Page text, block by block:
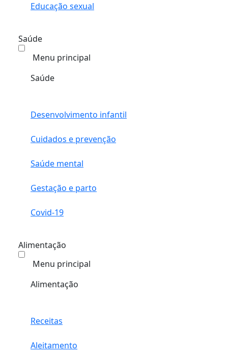
Educação sexual
Saúde
Menu principal
Saúde
Desenvolvimento infantil
Cuidados e prevenção
Saúde mental
Gestação e parto
Covid-19
Alimentação
Menu principal
Alimentação
Receitas
Aleitamento